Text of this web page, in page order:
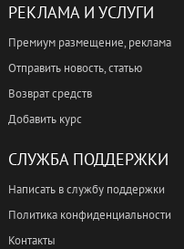
РЕКЛАМА И УСЛУГИ
Премиум размещение, реклама
Отправить новость, статью
Возврат средств
Добавить курс
СЛУЖБА ПОДДЕРЖКИ
Написать в службу поддержки
Политика конфиденциальности
Контакты